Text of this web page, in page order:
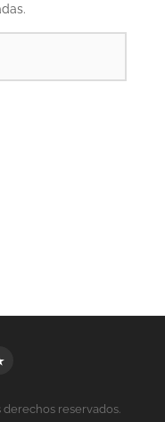
derechos reservados.